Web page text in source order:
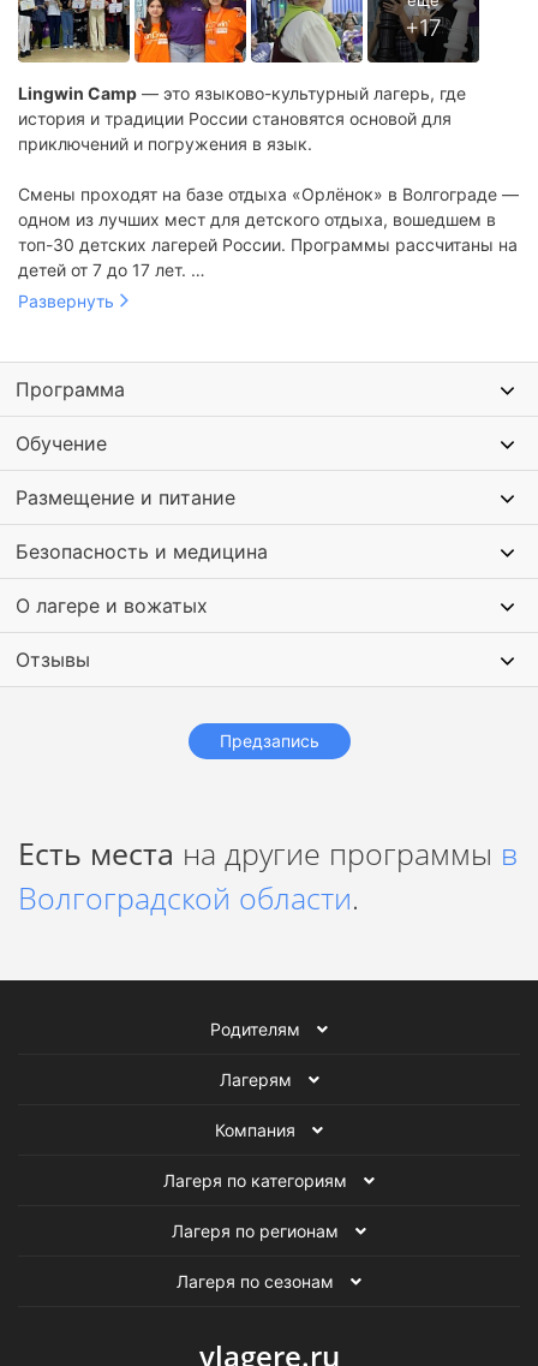
Lingwin Camp — это языково-культурный лагерь, где
история и традиции России становятся основой для
приключений и погружения в язык.
Смены проходят на базе отдыха «Орлёнок» в Волгограде —
одном из лучших мест для детского отдыха, вошедшем в
топ-30 детских лагерей России. Программы рассчитаны на
детей от 7 до 17 лет.
Уникальная тематика: не просто учим язык, а делаем его
страны.
Гибкий формат: дети могут выбрать участие только в
культурно-исторической программе или добавить к ней
ежедневные занятия английским языком с носителями.
Профессиональный педагогический состав: команда
педагогическим образованием.
круглосуточная охрана, медицинский пункт, полная
страховка каждого ребенка.
Развернуть
Программа
Обучение
Размещение и питание
Безопасность и медицина
О лагере и вожатых
Отзывы
Предзапись
Есть места на другие программы в
Волгоградской области.
Родителям
Лагерям
Компания
Лагеря по категориям
Лагеря по регионам
Лагеря по сезонам
vlagere.ru